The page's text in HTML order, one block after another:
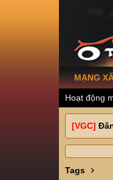
MẠNG
Hoạt động
[VGC]
Tags